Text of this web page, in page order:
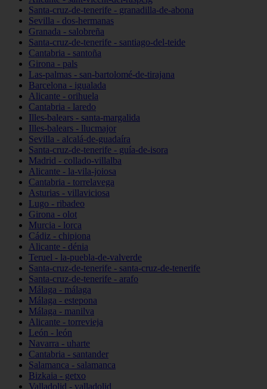
Santa-cruz-de-tenerife - granadilla-de-abona
Sevilla - dos-hermanas
Granada - salobreña
Santa-cruz-de-tenerife - santiago-del-teide
Cantabria - santoña
Girona - pals
Las-palmas - san-bartolomé-de-tirajana
Barcelona - igualada
Alicante - orihuela
Cantabria - laredo
Illes-balears - santa-margalida
Illes-balears - llucmajor
Sevilla - alcalá-de-guadaíra
Santa-cruz-de-tenerife - guía-de-isora
Madrid - collado-villalba
Alicante - la-vila-joiosa
Cantabria - torrelavega
Asturias - villaviciosa
Lugo - ribadeo
Girona - olot
Murcia - lorca
Cádiz - chipiona
Alicante - dénia
Teruel - la-puebla-de-valverde
Santa-cruz-de-tenerife - santa-cruz-de-tenerife
Santa-cruz-de-tenerife - arafo
Málaga - málaga
Málaga - estepona
Málaga - manilva
Alicante - torrevieja
León - león
Navarra - uharte
Cantabria - santander
Salamanca - salamanca
Bizkaia - getxo
Valladolid - valladolid